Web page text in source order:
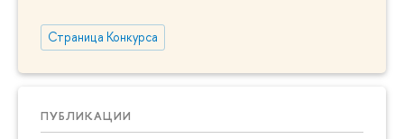
Страница Конкурса
ПУБЛИКАЦИИ